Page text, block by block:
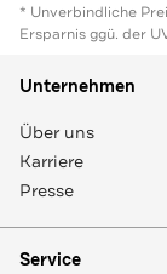
* Unverbindliche
Ersparnis ggü. der
Unternehmen
Über uns
Karriere
Presse
Service